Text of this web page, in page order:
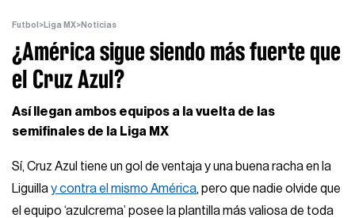
Futbol >Liga MX>Noticias
¿América sigue siendo más fuerte que
el Cruz Azul?
Así llegan ambos equipos a la vuelta de las
semifinales de la Liga MX
Sí, Cruz Azul tiene un gol de ventaja y una buena racha en la
Liguillay contra el mismo América, pero que nadie olvide que
el equipo ‘azulcrema’ posee la plantilla más valiosa de toda